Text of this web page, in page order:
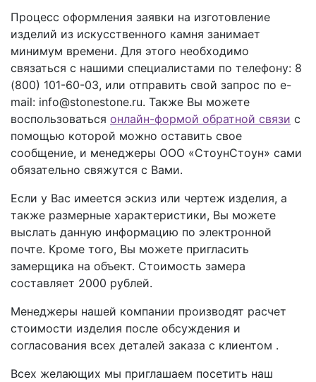
Процесс оформления заявки на изготовление
изделий из искусственного камня занимает
минимум времени. Для этого необходимо
связаться с нашими специалистами по телефону: 8
(800) 101-60-03, или отправить свой запрос по e-
mail: info@stonestone.ru. Также Вы можете
воспользоваться онлайн-формой обратной связи с
помощью которой можно оставить свое
сообщение, и менеджеры ООО «СтоунСтоун» сами
обязательно свяжутся с Вами.
Если у Вас имеется эскиз или чертеж изделия, а
также размерные характеристики, Вы можете
выслать данную информацию по электронной
почте. Кроме того, Вы можете пригласить
замерщика на объект. Стоимость замера
составляет 2000 рублей.
Менеджеры нашей компании производят расчет
стоимости изделия после обсуждения и
согласования всех деталей заказа с клиентом .
Всех желающих мы приглашаем посетить наш